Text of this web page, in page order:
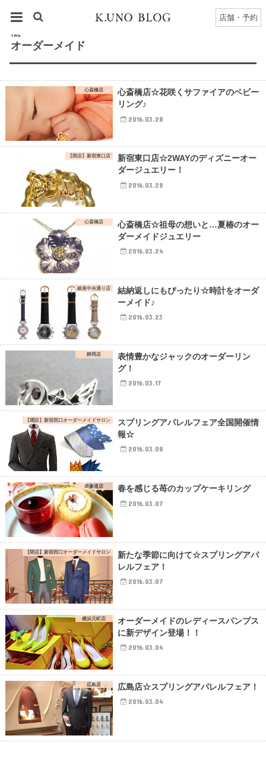
店舗・予約
TAG
オーダーメイド
心斎橋店
心斎橋店☆花咲くサファイアのベビー
リング♪
2016.03.28
【閉店】新宿東口店
新宿東口店☆2WAYのディズニーオー
ダージュエリー！
2016.03.28
心斎橋店
心斎橋店☆祖母の想いと…夏椿のオー
ダーメイドジュエリー
2016.03.24
銀座中央通り店
結納返しにもぴったり☆時計をオーダ
ーメイド♪
2016.03.23
静岡店
表情豊かなジャックのオーダーリン
グ！
2016.03.17
【閉店】新宿西口オーダーメイドサロン
スプリングアパレルフェア全国開催情
報☆
2016.03.08
表参道店 春を感じる苺のカップケーキリング
2016.03.07
【閉店】新宿西口オーダーメイドサロン
新たな季節に向けて☆スプリングアパ
レルフェア！
2016.03.07
横浜元町店
オーダーメイドのレディースパンプス
に新デザイン登場！！
2016.03.04
広島店 広島店☆スプリングアパレルフェア！
2016.03.04